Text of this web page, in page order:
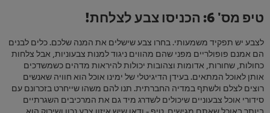
טיפ מס' 6: הכניסו צבע לצלחת!
לצבע יש תפקיד משמעותי. בחרו צבע שישלים את המנה שלכם. כלים לבנים
הם אמנם פופולריים מפני שהם מהווים ניגוד למנות צבעוניות, אבל צלחות
כחולות, שחורות, אדומות וצהובות יכולות להיראות מדהים כשמשדכים
אותן לאוכל המתאים. בעידן הדיגיטלי של ימינו אוכל הוא חוויה שאנשים
רוצים לצלם ולשתף במדיה החברתית. תנו להם משהו שייחרט בזכרונם עם
סידורי אוכל צבעוניים שיכולים לשדרג מיד גם את המרכיבים השגרתיים
ביותר באוכל שאתם מגישים. טיפ - ודאו שיש איזון צבע נכון ושירוק הוא